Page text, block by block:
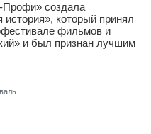
Профи» создала
который принял
фильмов и
и был признан лучшим